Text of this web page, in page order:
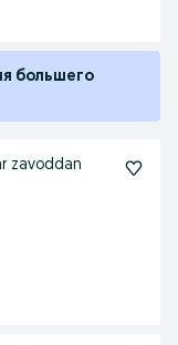
большего
zavoddan